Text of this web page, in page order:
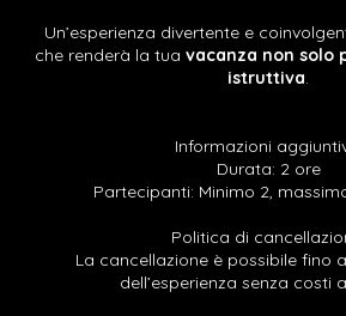
Un’esperienza divertente e
che renderà la tua vacanza non solo
istruttiva.
Informazioni
Durata: 2 ore
Partecipanti: Minimo 2,
Politica di
La cancellazione è possibile fino
dell’esperienza senza costi